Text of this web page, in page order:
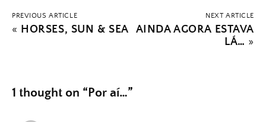
PREVIOUS ARTICLE
« HORSES, SUN & SEA
NEXT ARTICLE
AINDA AGORA ESTAVA
LÁ… »
1 thought on “Por aí…”